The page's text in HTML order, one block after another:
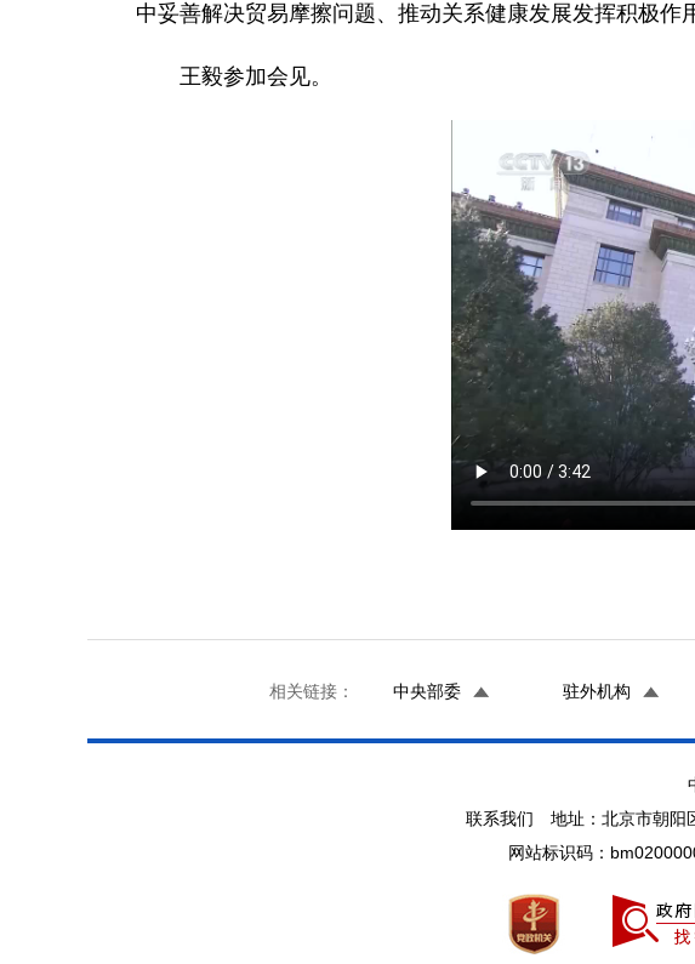
中妥善解决贸易摩擦问题、推动关系健康发展发挥积极作
王毅参加会见。
相关链接： 中央部委 驻外机构
联系我们 地址：北京市朝
网站标识码：